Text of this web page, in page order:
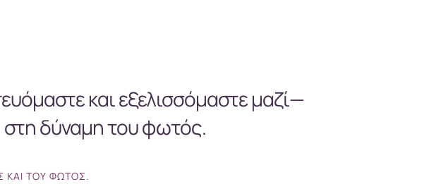
και εξελισσόμαστε μαζί—
στη δύναμη του φωτός.
ΚΑΙ ΤΟΥ ΦΩΤΌΣ.